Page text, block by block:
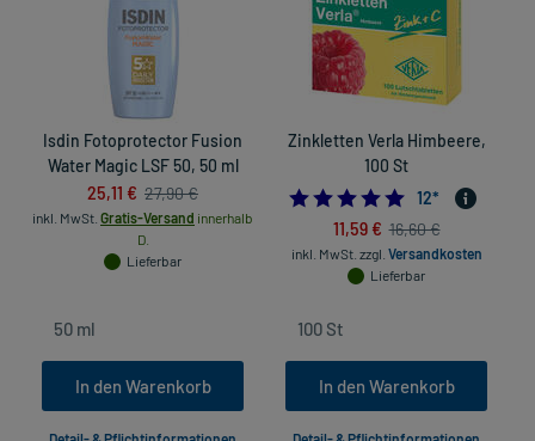
Isdin Fotoprotector Fusion
Water Magic LSF 50, 50 ml
25,11 € 27,90 €
inkl. MwSt. Gratis-Versand innerhalb
D.
Lieferbar
In den Warenkorb
Zinkletten Verla Himbeere,
100 St
12*
11,59 € 16,60 €
inkl. MwSt. zzgl. Versandkosten
Lieferbar
In den Warenkorb